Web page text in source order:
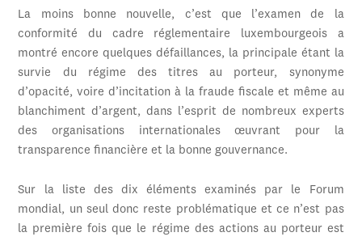
La moins bonne nouvelle, c’est que l’examen de la
conformité du cadre réglementaire luxembourgeois a
montré encore quelques défaillances, la principale étant la
survie du régime des titres au porteur, synonyme
d’opacité, voire d’incitation à la fraude fiscale et même au
blanchiment d’argent, dans l’esprit de nombreux experts
des organisations internationales œuvrant pour la
transparence financière et la bonne gouvernance.
Sur la liste des dix éléments examinés par le Forum
mondial, un seul donc reste problématique et ce n’est pas
la première fois que le régime des actions au porteur est